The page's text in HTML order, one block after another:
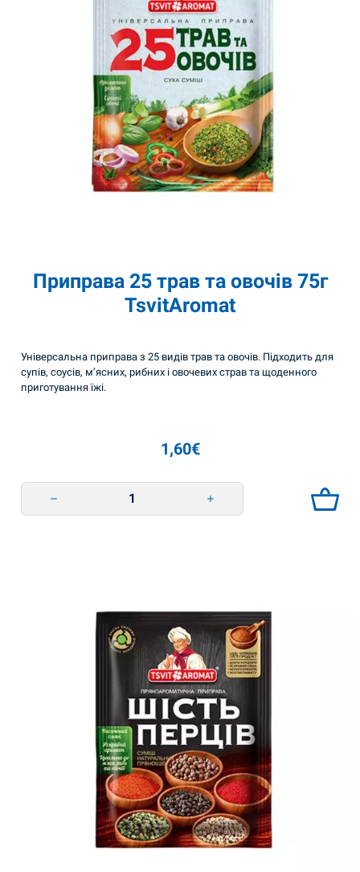
Приправа 25 трав та овочів 75г
TsvitAromat
Універсальна приправа з 25 видів трав та овочів. Підходить для
супів, соусів, м’ясних, рибних і овочевих страв та щоденного
приготування їжі.
1,60€